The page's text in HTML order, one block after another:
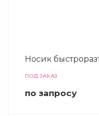
Носик
ПОД ЗАКАЗ
по запросу